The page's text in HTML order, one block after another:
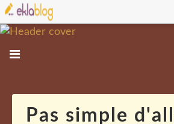
Pas simple